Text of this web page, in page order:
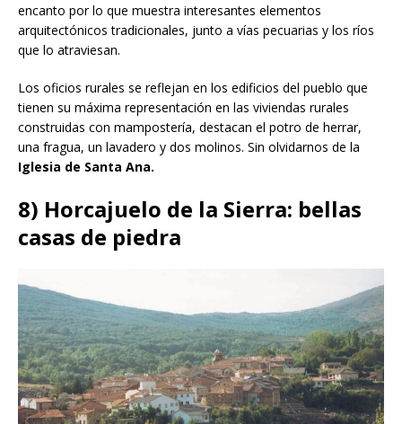
encanto por lo que muestra interesantes elementos
arquitectónicos tradicionales, junto a vías pecuarias y los ríos
que lo atraviesan.
Los oficios rurales se reflejan en los edificios del pueblo que
tienen su máxima representación en las viviendas rurales
construidas con mampostería, destacan el potro de herrar,
una fragua, un lavadero y dos molinos. Sin olvidarnos de la
Iglesia de Santa Ana.
8) Horcajuelo de la Sierra: bellas
casas de piedra